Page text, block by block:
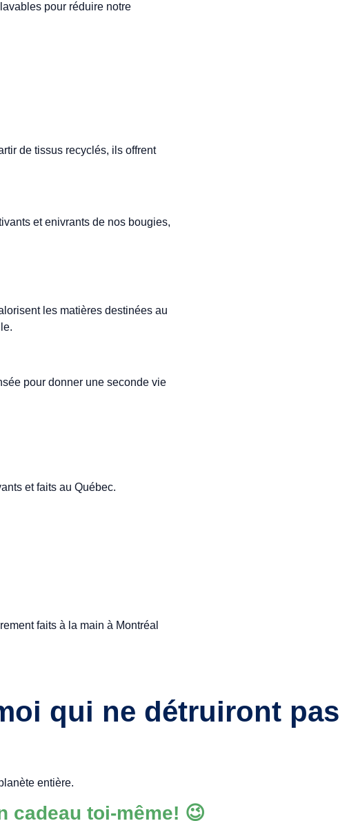
pour réduire notre
de tissus recyclés, ils offrent
et enivrants de nos bougies,
les matières destinées au
pour donner une seconde vie
et faits au Québec.
faits à la main à Montréal
qui ne détruiront pas
entière.
cadeau toi-même! 😉